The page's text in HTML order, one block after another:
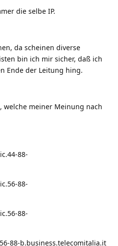
die selbe IP.
da scheinen diverse
bin ich mir sicher, daß ich
Ende der Leitung hing.
welche meiner Meinung nach
88-
88-
88-
88-b.business.telecomitalia.it